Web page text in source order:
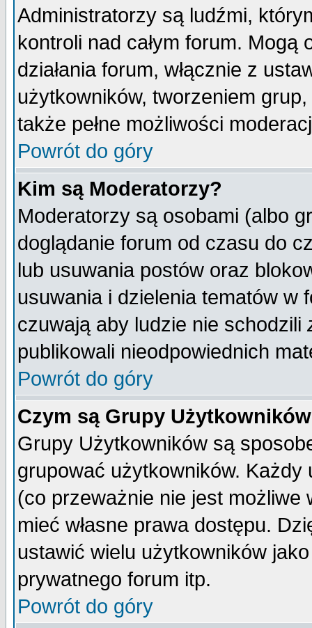
Administratorzy są ludźmi,
kontroli nad całym forum.
działania forum, włącznie z
użytkowników, tworzeniem
także pełne możliwości
Powrót do góry
Kim są Moderatorzy?
Moderatorzy są osobami (albo
doglądanie forum od czasu do
lub usuwania postów oraz
usuwania i dzielenia tematów w
czuwają aby ludzie nie schodzili
publikowali nieodpowiednich
Powrót do góry
Czym są Grupy
Grupy Użytkowników są
grupować użytkowników.
(co przeważnie nie jest
mieć własne prawa dostępu.
ustawić wielu użytkowników
prywatnego forum itp.
Powrót do góry